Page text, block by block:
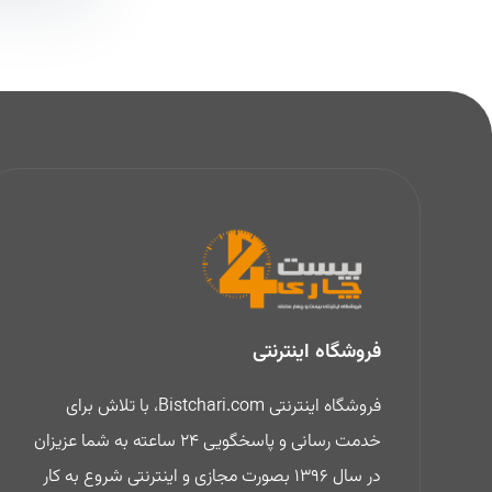
فروشگاه اینترنتی
فروشگاه اینترنتی Bistchari.com، با تلاش برای
خدمت رسانی و پاسخگویی 24 ساعته به شما عزیزان
در سال 1396 بصورت مجازی و اینترنتی شروع به کار